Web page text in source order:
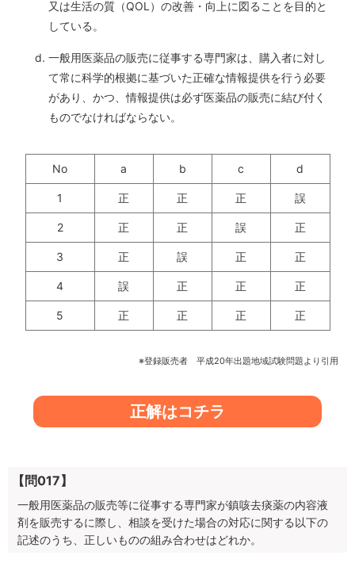
又は生活の質（QOL）の改善・向上に図ることを目的と
している。
一般用医薬品の販売に従事する専門家は、購入者に対し
て常に科学的根拠に基づいた正確な情報提供を行う必要
があり、かつ、情報提供は必ず医薬品の販売に結び付く
ものでなければならない。
No a b c d
1 正 正 正 誤
2 正 正 誤 正
3 正 誤 正 正
4 誤 正 正 正
5 正 正 正 正
※登録販売者 平成20年出題地域試験問題より引用
正解はコチラ
【問017】
一般用医薬品の販売等に従事する専門家が鎮咳去痰薬の内容液
剤を販売するに際し、相談を受けた場合の対応に関する以下の
記述のうち、正しいものの組み合わせはどれか。